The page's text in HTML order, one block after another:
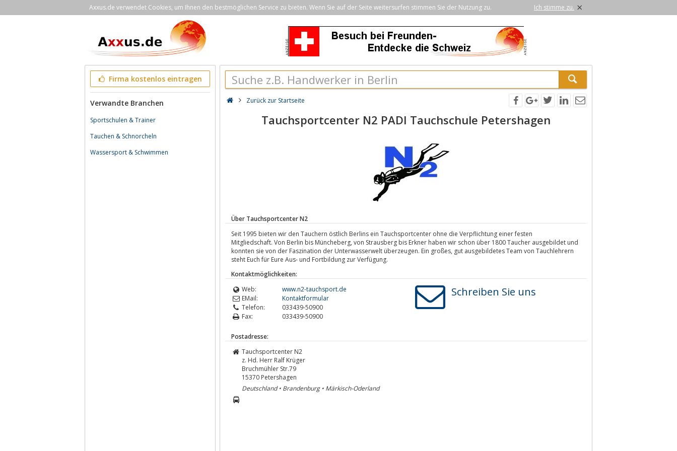
Axxus.de verwendet Cookies, um Ihnen den bestmöglichen Service zu bieten. Wenn Sie auf der Seite weitersurfen stimmen Sie der Nutzung zu. Ich stimme zu. ×
Firma kostenlos eintragen
Verwandte Branchen
Sportschulen & Trainer
Tauchen & Schnorcheln
Wassersport & Schwimmen
Zurück zur Startseite
Tauchsportcenter N2 PADI Tauchschule Petershagen
Über Tauchsportcenter N2
Seit 1995 bieten wir den Tauchern östlich Berlins ein Tauchsportcenter ohne die Verpflichtung einer festen
Mitgliedschaft. Von Berlin bis Müncheberg, von Strausberg bis Erkner haben wir schon über 1800 Taucher ausgebildet und
konnten sie von der Faszination der Unterwasserwelt überzeugen. Ein großes, gut ausgebildetes Team von Tauchlehrern
steht Euch für Eure Aus- und Fortbildung zur Verfügung.
Kontaktmöglichkeiten:
Web:
www.n2-tauchsport.de
EMail:
Kontaktformular
Telefon:
033439-50900
Fax:
033439-50900
Schreiben Sie uns
Postadresse:
Tauchsportcenter N2
z. Hd. Herr Ralf Krüger
Bruchmühler Str.79
15370 Petershagen
Deutschland • Brandenburg • Märkisch-Oderland